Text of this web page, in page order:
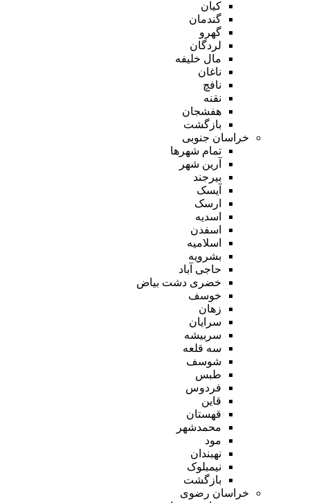
کیان
گندمان
گهرو
لردگان
مال خلیفه
ناغان
نافچ
نقنه
هفشجان
بازگشت
خراسان جنوبی
تمام شهر‌ها
آرین شهر
بیرجند
آیسک
ارسک
اسدیه
اسفدن
اسلامیه
بشرویه
حاجی آباد
خضری دشت بیاض
خوسف
زهان
سرایان
سربیشه
سه قلعه
شوسف
طبس
فردوس
قاین
قهستان
محمدشهر
مود
نهبندان
نیمبلوک
بازگشت
خراسان رضوی